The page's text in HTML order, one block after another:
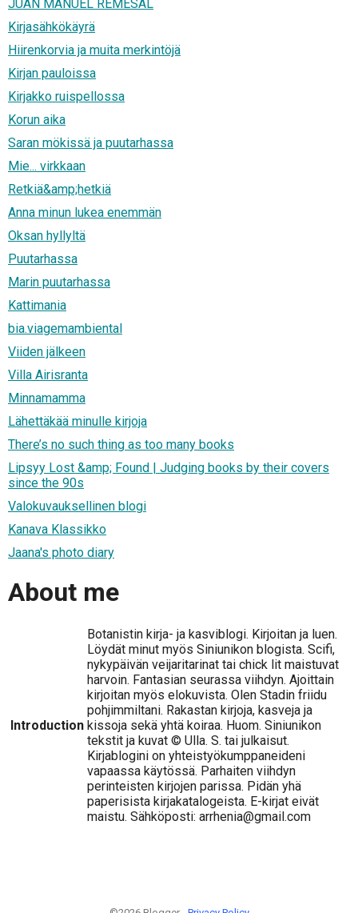
JUAN MANUEL REMESAL
Kirjasähkökäyrä
Hiirenkorvia ja muita merkintöjä
Kirjan pauloissa
Kirjakko ruispellossa
Korun aika
Saran mökissä ja puutarhassa
Mie... virkkaan
Retkiä&amp;hetkiä
Anna minun lukea enemmän
Oksan hyllyltä
Puutarhassa
Marin puutarhassa
Kattimania
bia.viagemambiental
Viiden jälkeen
Villa Airisranta
Minnamamma
Lähettäkää minulle kirjoja
There’s no such thing as too many books
Lipsyy Lost &amp; Found | Judging books by their covers
since the 90s
Valokuvauksellinen blogi
Kanava Klassikko
Jaana's photo diary
About me
Introduction
Botanistin kirja- ja kasviblogi. Kirjoitan ja luen.
Löydät minut myös Siniunikon blogista. Scifi,
nykypäivän veijaritarinat tai chick lit maistuvat
harvoin. Fantasian seurassa viihdyn. Ajoittain
kirjoitan myös elokuvista. Olen Stadin friidu
pohjimmiltani. Rakastan kirjoja, kasveja ja
kissoja sekä yhtä koiraa. Huom. Siniunikon
tekstit ja kuvat © Ulla. S. tai julkaisut.
Kirjablogini on yhteistyökumppaneideni
vapaassa käytössä. Parhaiten viihdyn
perinteisten kirjojen parissa. Pidän yhä
paperisista kirjakatalogeista. E-kirjat eivät
maistu. Sähköposti: arrhenia@gmail.com